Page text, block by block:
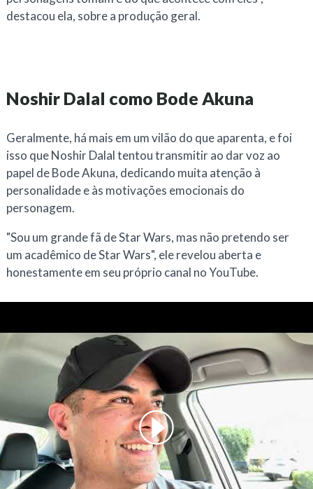
destacou ela, sobre a produção geral.
Noshir Dalal como Bode Akuna
Geralmente, há mais em um vilão do que aparenta, e foi
isso que Noshir Dalal tentou transmitir ao dar voz ao
papel de Bode Akuna, dedicando muita atenção à
personalidade e às motivações emocionais do
personagem.
"Sou um grande fã de Star Wars, mas não pretendo ser
um acadêmico de Star Wars", ele revelou aberta e
honestamente em seu próprio canal no YouTube.